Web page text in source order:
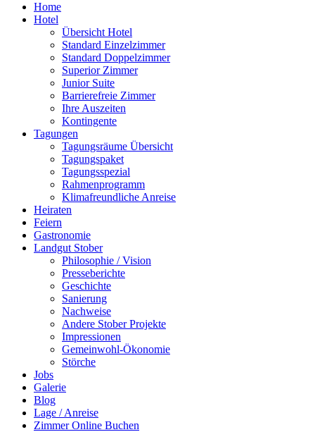
Home
Hotel
Übersicht Hotel
Standard Einzelzimmer
Standard Doppelzimmer
Superior Zimmer
Junior Suite
Barrierefreie Zimmer
Ihre Auszeiten
Kontingente
Tagungen
Tagungsräume Übersicht
Tagungspaket
Tagungsspezial
Rahmenprogramm
Klimafreundliche Anreise
Heiraten
Feiern
Gastronomie
Landgut Stober
Philosophie / Vision
Presseberichte
Geschichte
Sanierung
Nachweise
Andere Stober Projekte
Impressionen
Gemeinwohl-Ökonomie
Störche
Jobs
Galerie
Blog
Lage / Anreise
Zimmer Online Buchen